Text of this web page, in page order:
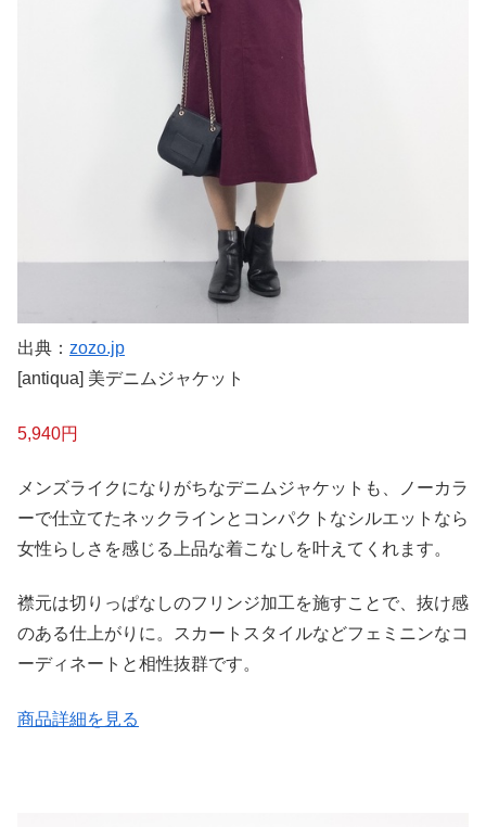
出典： zozo.jp
[antiqua] 美デニムジャケット
5,940円
メンズライクになりがちなデニムジャケットも、ノーカラ
ーで仕立てたネックラインとコンパクトなシルエットなら
女性らしさを感じる上品な着こなしを叶えてくれます。
襟元は切りっぱなしのフリンジ加工を施すことで、抜け感
のある仕上がりに。スカートスタイルなどフェミニンなコ
ーディネートと相性抜群です。
商品詳細を見る